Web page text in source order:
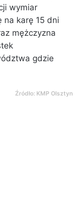
wymiar
na karę 15 dni
mężczyzna
gdzie
Źródło: KMP Olsztyn